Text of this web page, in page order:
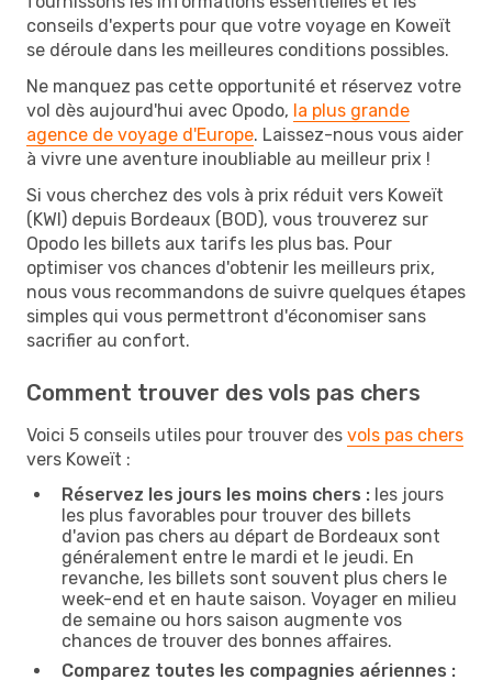
conseils d'experts pour que votre voyage en Koweït
se déroule dans les meilleures conditions possibles.
Ne manquez pas cette opportunité et réservez votre
vol dès aujourd'hui avec Opodo, la plus grande
agence de voyage d'Europe. Laissez-nous vous aider
à vivre une aventure inoubliable au meilleur prix !
Si vous cherchez des vols à prix réduit vers Koweït
(KWI) depuis Bordeaux (BOD), vous trouverez sur
Opodo les billets aux tarifs les plus bas. Pour
optimiser vos chances d'obtenir les meilleurs prix,
nous vous recommandons de suivre quelques étapes
simples qui vous permettront d'économiser sans
sacrifier au confort.
Comment trouver des vols pas chers
Voici 5 conseils utiles pour trouver des vols pas chers
vers Koweït :
Réservez les jours les moins chers : les jours
les plus favorables pour trouver des billets
d'avion pas chers au départ de Bordeaux sont
généralement entre le mardi et le jeudi. En
revanche, les billets sont souvent plus chers le
week-end et en haute saison. Voyager en milieu
de semaine ou hors saison augmente vos
chances de trouver des bonnes affaires.
Comparez toutes les compagnies aériennes :